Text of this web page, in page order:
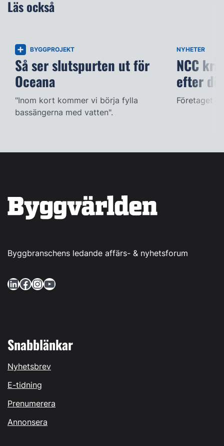
Läs också
BYGGPROJEKT
Så ser slutspurten ut för
Oceana
"Inom kort kommer vi börja fylla
bassängerna med vatten".
NYHETER
NCC
efter
Företaget
Byggbranschens ledande affärs- & nyhetsforum
LinkedIn Facebook InstagramYouTube
Snabblänkar
Nyhetsbrev
E-tidning
Prenumerera
Annonsera